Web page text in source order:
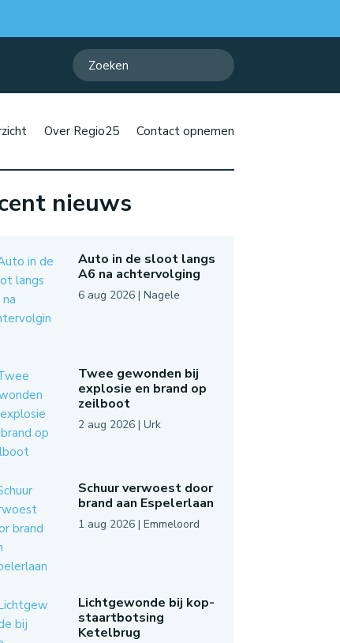
Over Regio25 Contact opnemen
nieuws
Auto in de sloot langs
A6 na achtervolging
6 aug 2026| Nagele
Twee gewonden bij
explosie en brand op
zeilboot
2 aug 2026| Urk
Schuur verwoest door
brand aan Espelerlaan
1 aug 2026| Emmeloord
Lichtgewonde bij kop-
staartbotsing
Ketelbrug